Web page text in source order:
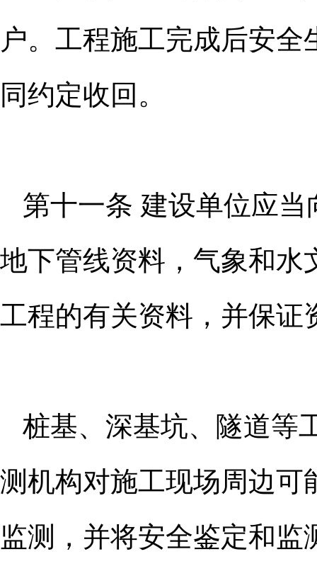
户。 工程施工完成后安全
同约定收回。
第十一条 建设单位应
地下管线资料，气象和水
工程的有关资料，并保证
桩基、深基坑、隧道等
测机构对施工现场周边可
监测，并将安全鉴定和监